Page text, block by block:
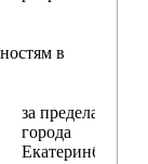
в
за пределами
города
Екатеринбург